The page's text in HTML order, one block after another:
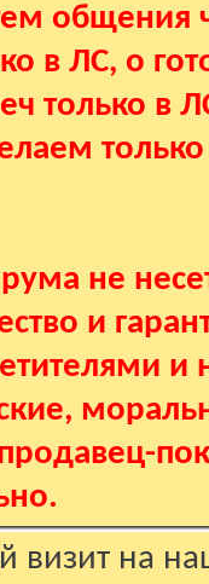
в ЛС, о
только в
не
и
и
визит на